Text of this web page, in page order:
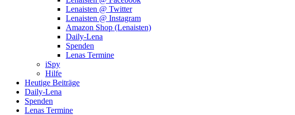
Lenaisten @ Twitter
Lenaisten @ Instagram
Amazon Shop (Lenaisten)
Daily-Lena
Spenden
Lenas Termine
iSpy
Hilfe
Heutige Beiträge
Daily-Lena
Spenden
Lenas Termine